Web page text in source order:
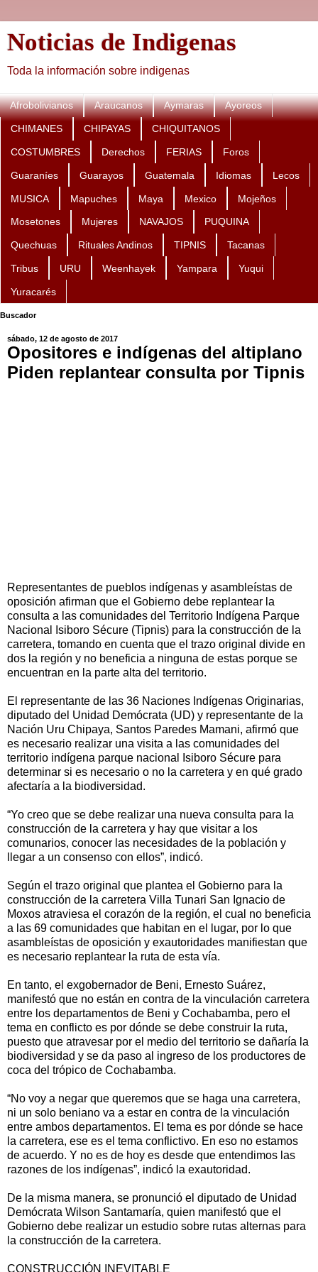
Noticias de Indigenas
Toda la información sobre indigenas
Afrobolivianos Araucanos Aymaras Ayoreos
CHIMANES CHIPAYAS CHIQUITANOS
COSTUMBRES Derechos FERIAS Foros
Guaraníes Guarayos Guatemala Idiomas Lecos
MUSICA Mapuches Maya Mexico Mojeños
Mosetones Mujeres NAVAJOS PUQUINA
Quechuas Rituales Andinos TIPNIS Tacanas
Tribus URU Weenhayek Yampara Yuqui
Yuracarés
Buscador
sábado, 12 de agosto de 2017
Opositores e indígenas del altiplano
Piden replantear consulta por Tipnis
Representantes de pueblos indígenas y asambleístas de
oposición afirman que el Gobierno debe replantear la
consulta a las comunidades del Territorio Indígena Parque
Nacional Isiboro Sécure (Tipnis) para la construcción de la
carretera, tomando en cuenta que el trazo original divide en
dos la región y no beneficia a ninguna de estas porque se
encuentran en la parte alta del territorio.
El representante de las 36 Naciones Indígenas Originarias,
diputado del Unidad Demócrata (UD) y representante de la
Nación Uru Chipaya, Santos Paredes Mamani, afirmó que
es necesario realizar una visita a las comunidades del
territorio indígena parque nacional Isiboro Sécure para
determinar si es necesario o no la carretera y en qué grado
afectaría a la biodiversidad.
“Yo creo que se debe realizar una nueva consulta para la
construcción de la carretera y hay que visitar a los
comunarios, conocer las necesidades de la población y
llegar a un consenso con ellos”, indicó.
Según el trazo original que plantea el Gobierno para la
construcción de la carretera Villa Tunari San Ignacio de
Moxos atraviesa el corazón de la región, el cual no beneficia
a las 69 comunidades que habitan en el lugar, por lo que
asambleístas de oposición y exautoridades manifiestan que
es necesario replantear la ruta de esta vía.
En tanto, el exgobernador de Beni, Ernesto Suárez,
manifestó que no están en contra de la vinculación carretera
entre los departamentos de Beni y Cochabamba, pero el
tema en conflicto es por dónde se debe construir la ruta,
puesto que atravesar por el medio del territorio se dañaría la
biodiversidad y se da paso al ingreso de los productores de
coca del trópico de Cochabamba.
“No voy a negar que queremos que se haga una carretera,
ni un solo beniano va a estar en contra de la vinculación
entre ambos departamentos. El tema es por dónde se hace
la carretera, ese es el tema conflictivo. En eso no estamos
de acuerdo. Y no es de hoy es desde que entendimos las
razones de los indígenas”, indicó la exautoridad.
De la misma manera, se pronunció el diputado de Unidad
Demócrata Wilson Santamaría, quien manifestó que el
Gobierno debe realizar un estudio sobre rutas alternas para
la construcción de la carretera.
CONSTRUCCIÓN INEVITABLE